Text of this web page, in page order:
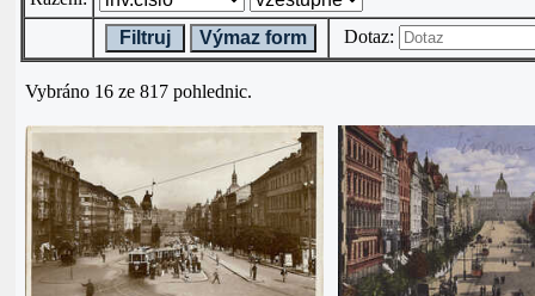
Filtruj
Výmaz form Dotaz:
Vybráno 16 ze 817 pohlednic.